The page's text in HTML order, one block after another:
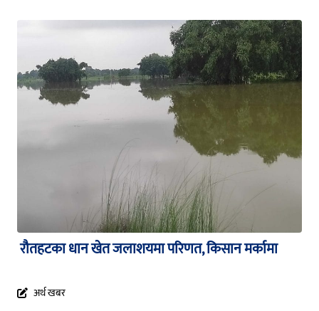
रौतहटका धान खेत जलाशयमा परिणत, किसान मर्कामा
अर्थ खबर